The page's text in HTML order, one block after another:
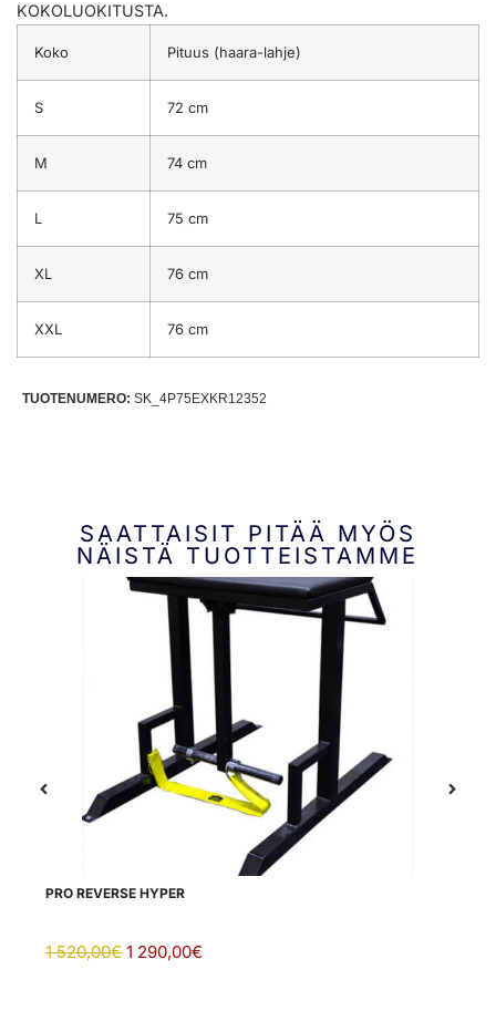
KOKOLUOKITUSTA.
Koko Pituus (haara-lahje)
S 72 cm
M 74 cm
L 75 cm
XL 76 cm
XXL 76 cm
TUOTENUMERO: SK_4P75EXKR12352
SAATTAISIT PITÄÄ MYÖS
NÄISTÄ TUOTTEISTAMME
PRO REVERSE HYPER
1 520,00€ 1 290,00€